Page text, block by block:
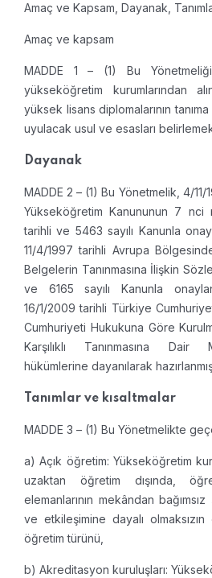
Amaç ve Kapsam, Dayanak,
Amaç ve kapsam
MADDE 1 – (1) Bu
yükseköğretim kurumlarından
yüksek lisans diplomalarının
uyulacak usul ve esasları
Dayanak
MADDE 2 – (1) Bu Yönetmelik, 4/11/
Yükseköğretim Kanununun 7
tarihli ve 5463 sayılı Kanunla
11/4/1997 tarihli Avrupa
Belgelerin Tanınmasına İlişkin
ve 6165 sayılı Kanunla
16/1/2009 tarihli Türkiye
Cumhuriyeti Hukukuna Göre
Karşılıklı Tanınmasına Dair
hükümlerine dayanılarak
Tanımlar ve kısaltmalar
MADDE 3 – (1) Bu Yönetmelikte
a) Açık öğretim: Yükseköğretim
uzaktan öğretim dışında,
elemanlarının mekândan
ve etkileşimine dayalı
öğretim türünü,
b) Akreditasyon kuruluşları: